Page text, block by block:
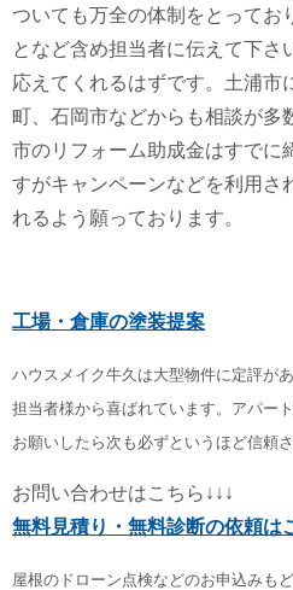
ついても万全の体制をとってお
となど含め担当者に伝えて下さ
応えてくれるはずです。土浦市
町、石岡市などからも相談が多
市のリフォーム助成金はすでに
すがキャンペーンなどを利用さ
れるよう願っております。
工場・倉庫の塗装提案
ハウスメイク牛久は大型物件に定評が
担当者様から喜ばれています。アパー
お願いしたら次も必ずというほど信頼さ
お問い合わせはこちら↓↓↓
無料見積り・無料診断の依頼は
屋根のドローン点検などのお申込みも